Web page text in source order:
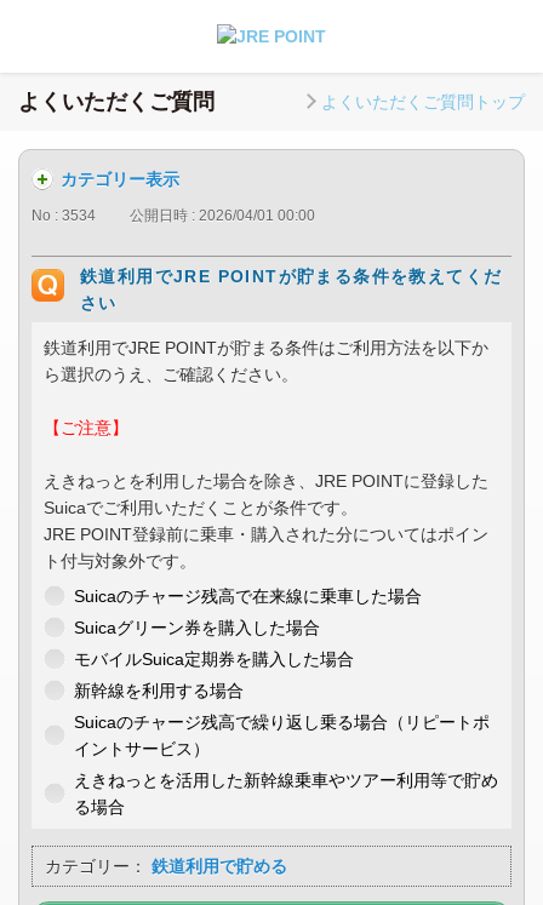
よくいただくご質問 よくいただくご質問トップ
カテゴリー表示
No : 3534 公開日時 : 2026/04/01 00:00
鉄道利用でJRE POINTが貯まる条件を教えてくだ
さい
鉄道利用でJRE POINTが貯まる条件はご利用方法を以下か
ら選択のうえ、ご確認ください。
【ご注意】
えきねっとを利用した場合を除き、JRE POINTに登録した
Suicaでご利用いただくことが条件です。
JRE POINT登録前に乗車・購入された分についてはポイン
ト付与対象外です。
Suicaのチャージ残高で在来線に乗車した場合
Suicaグリーン券を購入した場合
モバイルSuica定期券を購入した場合
新幹線を利用する場合
Suicaのチャージ残高で繰り返し乗る場合（リピートポ
イントサービス）
えきねっとを活用した新幹線乗車やツアー利用等で貯め
る場合
カテゴリー： 鉄道利用で貯める